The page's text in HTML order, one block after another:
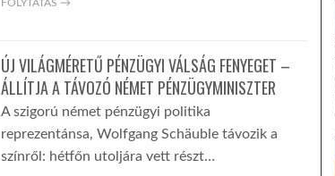
FOLYTATÁS →
ÚJ VILÁGMÉRETŰ PÉNZÜGYI VÁLSÁG FENYEGET –
ÁLLÍTJA A TÁVOZÓ NÉMET PÉNZÜGYMINISZTER
A szigorú német pénzügyi politika
reprezentánsa, Wolfgang Schäuble távozik a
színről: hétfőn utoljára vett részt…